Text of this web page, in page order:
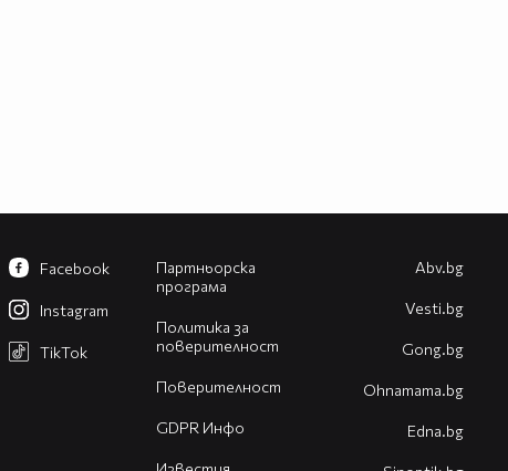
Партньорска
програма
Политика за
поверителност
Поверителност
GDPR Инфо
Facebook
Instagram
TikTok
Abv.bg
Vesti.bg
Gong.bg
Оhnamama.bg
Edna.bg